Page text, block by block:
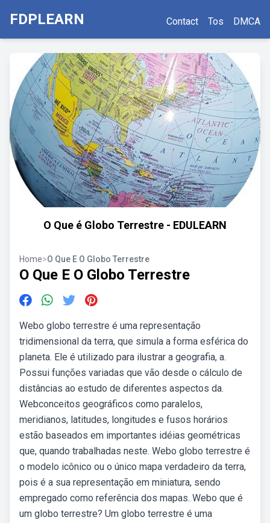
FDPLEARN Contact Tos DMCA
O Que é Globo Terrestre - EDULEARN
Home>O Que E O Globo Terrestre
O Que E O Globo Terrestre
Webo globo terrestre é uma representação
tridimensional da terra, que simula a forma esférica do
planeta. Ele é utilizado para ilustrar a geografia, a.
Possui funções variadas que vão desde o cálculo de
distâncias ao estudo de diferentes aspectos da.
Webconceitos geográficos como paralelos,
meridianos, latitudes, longitudes e fusos horários
estão baseados em importantes idéias geométricas
que, quando trabalhadas neste. Webo globo terrestre é
o modelo icônico ou o único mapa verdadeiro da terra,
pois é a sua representação em miniatura, sendo
empregado como referência dos mapas. Webo que é
um globo terrestre? Um globo terrestre é uma